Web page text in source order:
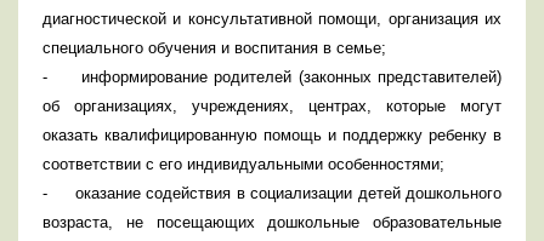
диагностической и консультативной помощи, организация их
специального обучения и воспитания в семье;
-
информирование родителей (законных представителей)
об организациях, учреждениях, центрах, которые могут
оказать квалифицированную помощь и поддержку ребенку в
соответствии с его индивидуальными особенностями;
-
оказание содействия в социализации детей дошкольного
возраста, не посещающих дошкольные образовательные